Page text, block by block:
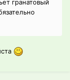
гранатовый